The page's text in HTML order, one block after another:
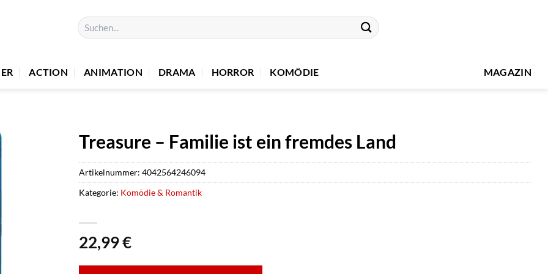
Suchen
nach:
ACTION ANIMATION DRAMA HORROR KOMÖDIE MAGAZIN
Treasure – Familie ist ein fremdes Land
22,99€
Artikelnummer: 4042564246094
Kategorie: Komödie & Romantik